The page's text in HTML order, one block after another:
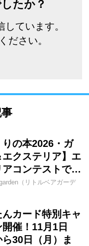
たか？
ています。
ださい。
りの本2026・ガ
エクステリア】エ
アコンテストで…
（リトルベアガーデ
んカード特別キャ
催！11月1日
ら30日（月）ま